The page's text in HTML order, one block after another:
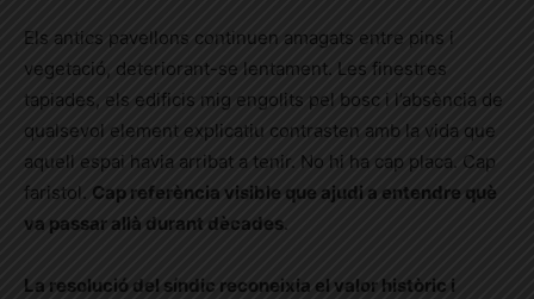
Els antics pavellons continuen amagats entre pins i
vegetació, deteriorant-se lentament. Les finestres
tapiades, els edificis mig engolits pel bosc i l’absència de
qualsevol element explicatiu contrasten amb la vida que
aquell espai havia arribat a tenir. No hi ha cap placa. Cap
faristol. Cap referència visible que ajudi a entendre què
va passar allà durant dècades
La resolució del síndic reconeixia el valor històric i